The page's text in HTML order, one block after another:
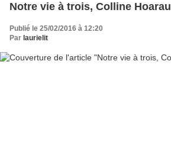
Notre vie à trois, Colline Hoarau
Publié le 25/02/2016 à 12:20
Par laurielit